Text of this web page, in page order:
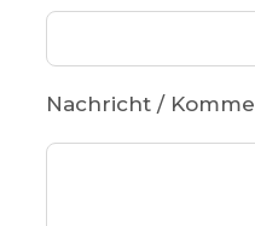
Nachricht /